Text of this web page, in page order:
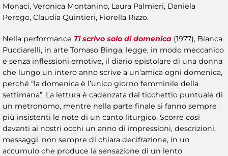
Monaci, Veronica Montanino, Laura Palmieri, Daniela
Perego, Claudia Quintieri, Fiorella Rizzo.
Nella performance Ti scrivo solo di domenica (1977), Bianca
Pucciarelli, in arte Tomaso Binga, legge, in modo meccanico
e senza inflessioni emotive, il diario epistolare di una donna
che lungo un intero anno scrive a un’amica ogni domenica,
perché “la domenica è l’unico giorno femminile della
settimana”. La lettura è cadenzata dal ticchettio puntuale di
un metronomo, mentre nella parte finale si fanno sempre
più insistenti le note di un canto liturgico. Scorre così
davanti ai nostri occhi un anno di impressioni, descrizioni,
messaggi, non sempre di chiara decifrazione, in un
accumulo che produce la sensazione di un lento